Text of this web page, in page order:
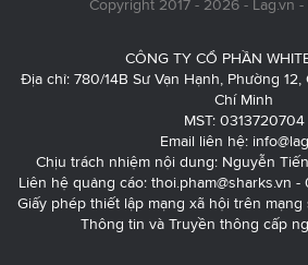
Copyright 2017 - 2026 - Lag.vn -
CÔNG TY CỔ PHẦN
Địa chỉ: 780/14B Sư Vạn Hạnh, Phường
Chí Minh
MST: 0313720704
Email liên hệ:
Chịu trách nhiệm nội dung: Nguyễn
Liên hệ quảng cáo: thoi.pham@sharks.vn -
Giấy phép thiết lập mạng xã hội trên mạng
Thông tin và Truyền thông cấp